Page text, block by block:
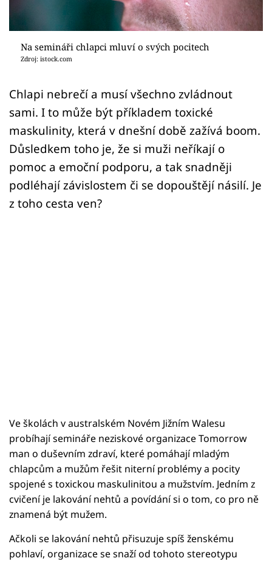
Sledujte prima+
Přihlášení
Sledujte nás
Na semináři chlapci mluví o svých pocitech
Zdroj: istock.com
Chlapi nebrečí a musí všechno zvládnout
sami. I to může být příkladem toxické
maskulinity, která v dnešní době zažívá boom.
Důsledkem toho je, že si muži neříkají o
pomoc a emoční podporu, a tak snadněji
podléhají závislostem či se dopouštějí násilí. Je
z toho cesta ven?
Ve školách v australském Novém Jižním Walesu
probíhají semináře neziskové organizace Tomorrow
man o duševním zdraví, které pomáhají mladým
chlapcům a mužům řešit niterní problémy a pocity
spojené s toxickou maskulinitou a mužstvím. Jedním z
cvičení je lakování nehtů a povídání si o tom, co pro ně
znamená být mužem.
Ačkoli se lakování nehtů přisuzuje spíš ženskému
pohlaví, organizace se snaží od tohoto stereotypu